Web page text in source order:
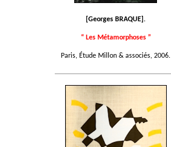
[Georges BRAQUE].
“ Les Métamorphoses ”
Paris, Étude Millon & associés, 2006.